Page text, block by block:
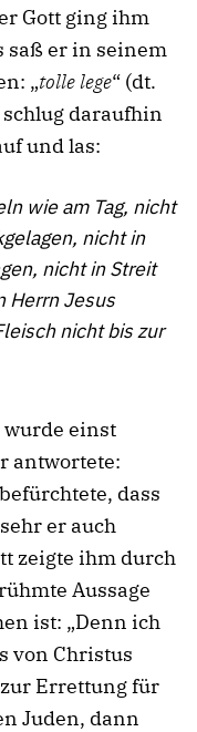
Gott ging ihm
saß er in seinem
„tolle lege“ (dt.
daraufhin
und las:
wie am Tag, nicht
nicht in
nicht in Streit
Herrn Jesus
nicht bis zur
einst
antwortete:
dass
er auch
zeigte ihm durch
Aussage
ist: „Denn ich
von Christus
Errettung für
Juden, dann